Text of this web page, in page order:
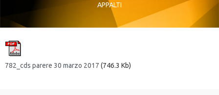
APPALTI
782_cds parere 30 marzo 2017 (746.3 Kb)